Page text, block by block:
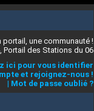
portail, une communauté !
Portail des Stations du 06
ici pour vous identifier
et rejoignez-nous !
| Mot de passe oublié ?